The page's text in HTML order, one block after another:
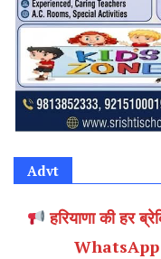
Advt
हरियाणा की हर
WhatsApp